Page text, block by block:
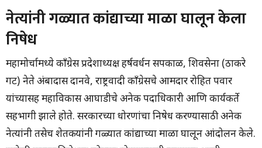
नेत्यांनी गळ्यात कांद्याच्या माळा घालून केला
निषेध
महामोर्चामध्ये काँग्रेस प्रदेशाध्यक्ष हर्षवर्धन सपकाळ, शिवसेना (ठाकरे
गट) नेते अंबादास दानवे, राष्ट्रवादी काँग्रेसचे आमदार रोहित पवार
यांच्यासह महाविकास आघाडीचे अनेक पदाधिकारी आणि कार्यकर्ते
सहभागी झाले होते. सरकारच्या धोरणांचा निषेध करण्यासाठी अनेक
नेत्यांनी तसेच शेतकऱ्यांनी गळ्यात कांद्याच्या माळा घालून आंदोलन केले.